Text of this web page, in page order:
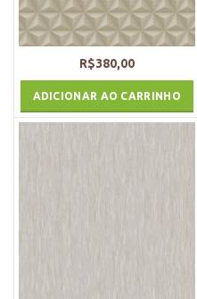
R$380,00
ADICIONAR AO CARRINHO